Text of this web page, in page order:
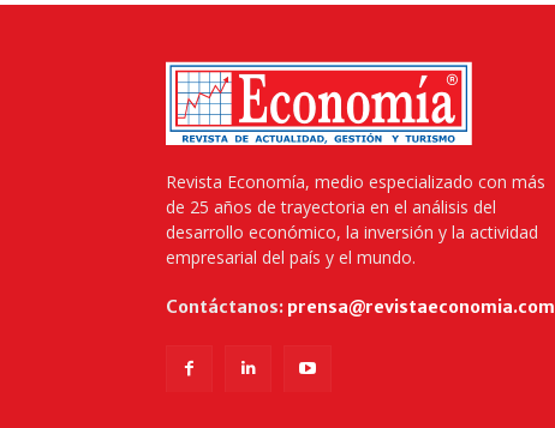
Revista Economía, medio especializado con más
de 25 años de trayectoria en el análisis del
desarrollo económico, la inversión y la actividad
empresarial del país y el mundo.
Contáctanos: prensa@revistaeconomia.com